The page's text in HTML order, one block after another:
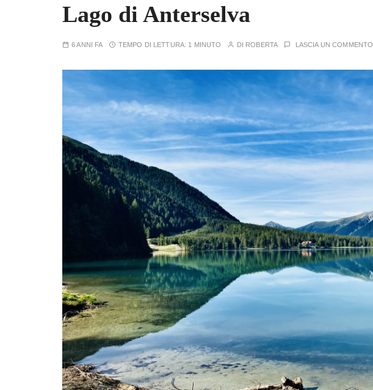
Lago di Anterselva
6 ANNI FA TEMPO DI LETTURA: 1 MINUTO DI ROBERTA LASCIA UN COMMENTO